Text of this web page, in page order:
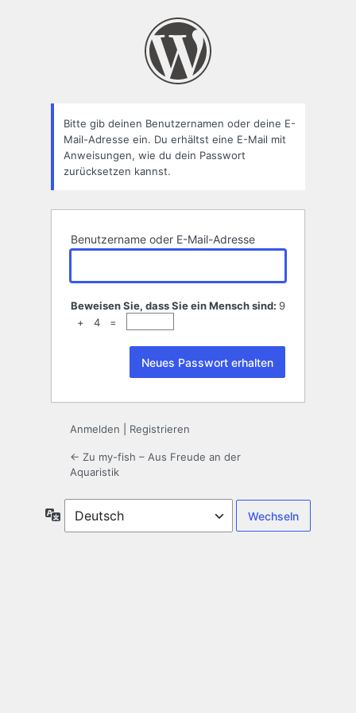
Bitte gib deinen Benutzernamen oder deine E-
Mail-Adresse ein. Du erhältst eine E-Mail mit
Anweisungen, wie du dein Passwort
zurücksetzen kannst.
Benutzername oder E-Mail-Adresse
Beweisen Sie, dass Sie ein Mensch sind: 9
+ 4 =
Anmelden Registrieren
← Zu my-fish – Aus Freude an der
Aquaristik
Sprache